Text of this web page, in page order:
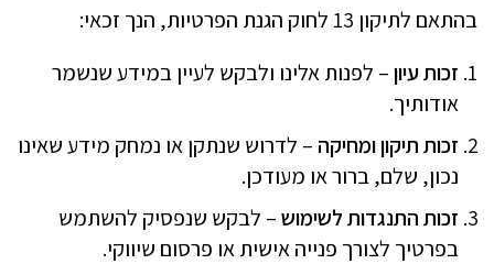
בהתאם לתיקון 13 לחוק הגנת הפרטיות, הנך זכאי:
זכות עיון– לפנות אלינו ולבקש לעיין במידע שנשמר
אודותיך.
זכות תיקון ומחיקה – לדרוש שנתקן או נמחק מידע שאינו
נכון, שלם, ברור או מעודכן.
זכות התנגדות לשימוש– לבקש שנפסיק להשתמש
בפרטיך לצורך פנייה אישית או פרסום שיווקי.